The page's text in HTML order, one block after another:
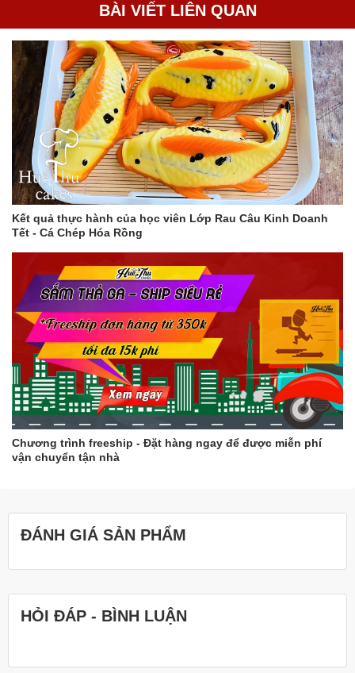
BÀI VIẾT LIÊN QUAN
Kết quả thực hành của học viên Lớp Rau Câu Kinh Doanh
Tết - Cá Chép Hóa Rồng
Chương trình freeship - Đặt hàng ngay để được miễn phí
vận chuyển tận nhà
ĐÁNH GIÁ SẢN PHẨM
HỎI ĐÁP - BÌNH LUẬN